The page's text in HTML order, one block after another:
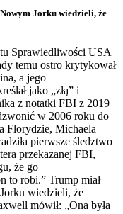
Jorku wiedzieli, że
Sprawiedliwości USA
temu ostro krytykował
a jego
jako „złą” i
z notatki FBI z 2019
w 2006 roku do
Florydzie, Michaela
pierwsze śledztwo
przekazanej FBI,
że go
to robi.” Trump miał
wiedzieli, że
mówił: „Ona była